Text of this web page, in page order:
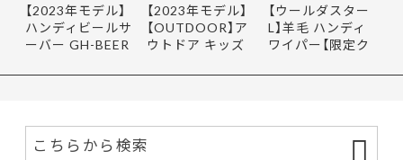
【2023年モデル】
ハンディビールサ
ーバー GH-BEER
【2023年モデル】
【OUTDOOR】ア
ウトドア キッズ
【ウールダスター
L】羊毛 ハンディ
ワイパー【限定ク